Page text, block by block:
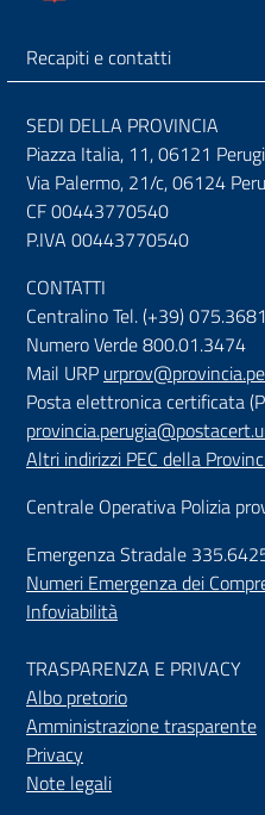
Recapiti e contatti
SEDI DELLA PROVINCIA
Piazza Italia, 11, 06121
Via Palermo, 21/c, 06124
CF 00443770540
P.IVA 00443770540
CONTATTI
Centralino Tel. (+39)
Numero Verde 800.01.3474
Mail URP
Posta elettronica certificata
Altri indirizzi PEC della
Centrale Operativa Polizia
Emergenza Stradale
Numeri Emergenza dei
Infoviabilità
TRASPARENZA E PRIVACY
Albo pretorio
Amministrazione trasparente
Privacy
Note legali